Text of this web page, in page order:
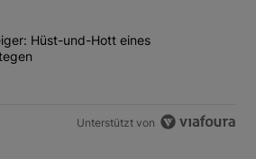
Titel "SMI-Aufsteiger: Hüst-und-Hott
Hüst-und-Hott eines
Unterstützt von